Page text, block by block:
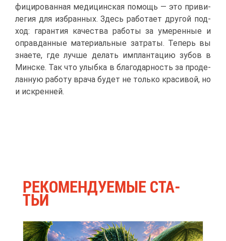
фи­ци­ро­ван­ная ме­ди­цин­ская по­мощь — это при­ви­
ле­гия для из­бран­ных. Здесь ра­бо­та­ет дру­гой под­
ход: га­ран­тия ка­че­ства ра­бо­ты за уме­рен­ные и
оправ­дан­ные ма­те­ри­аль­ные за­тра­ты. Те­перь вы
зна­е­те, где луч­ше де­лать им­план­та­цию зу­бов в
Мин­ске. Так что улыб­ка в бла­го­дар­ность за про­де­
лан­ную ра­бо­ту вра­ча бу­дет не толь­ко кра­си­вой, но
и ис­крен­ней.
РЕ­КО­МЕН­ДУ­Е­МЫЕ СТА­
ТЬИ